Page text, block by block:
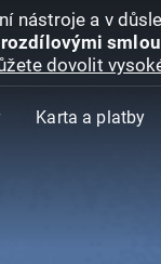
nástroje a v
dovolit
Karta a platby